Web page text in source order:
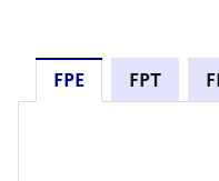
FPE FPT